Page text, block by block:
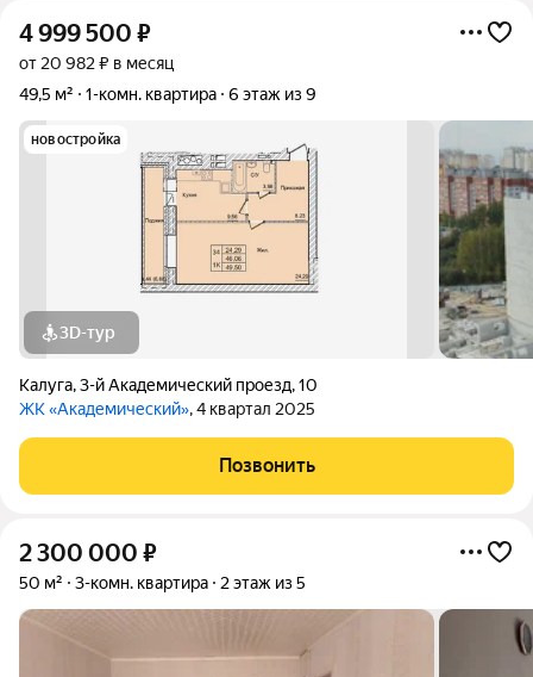
4 999 500 ₽
от 20 982 ₽ в месяц
49,5 м²
1-комн. квартира 6 этаж из 9
новостройка
3D-тур
Калуга,3-й Академический проезд,10
ЖК «Академический», 4 квартал 2025
Позвонить
2 300 000 ₽
50 м² 3-комн. квартира 2 этаж из 5